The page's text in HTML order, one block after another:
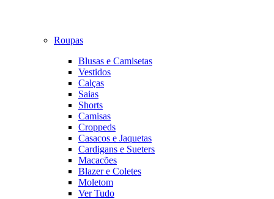
Roupas
Blusas e Camisetas
Vestidos
Calças
Saias
Shorts
Camisas
Croppeds
Casacos e Jaquetas
Cardigans e Sueters
Macacões
Blazer e Coletes
Moletom
Ver Tudo